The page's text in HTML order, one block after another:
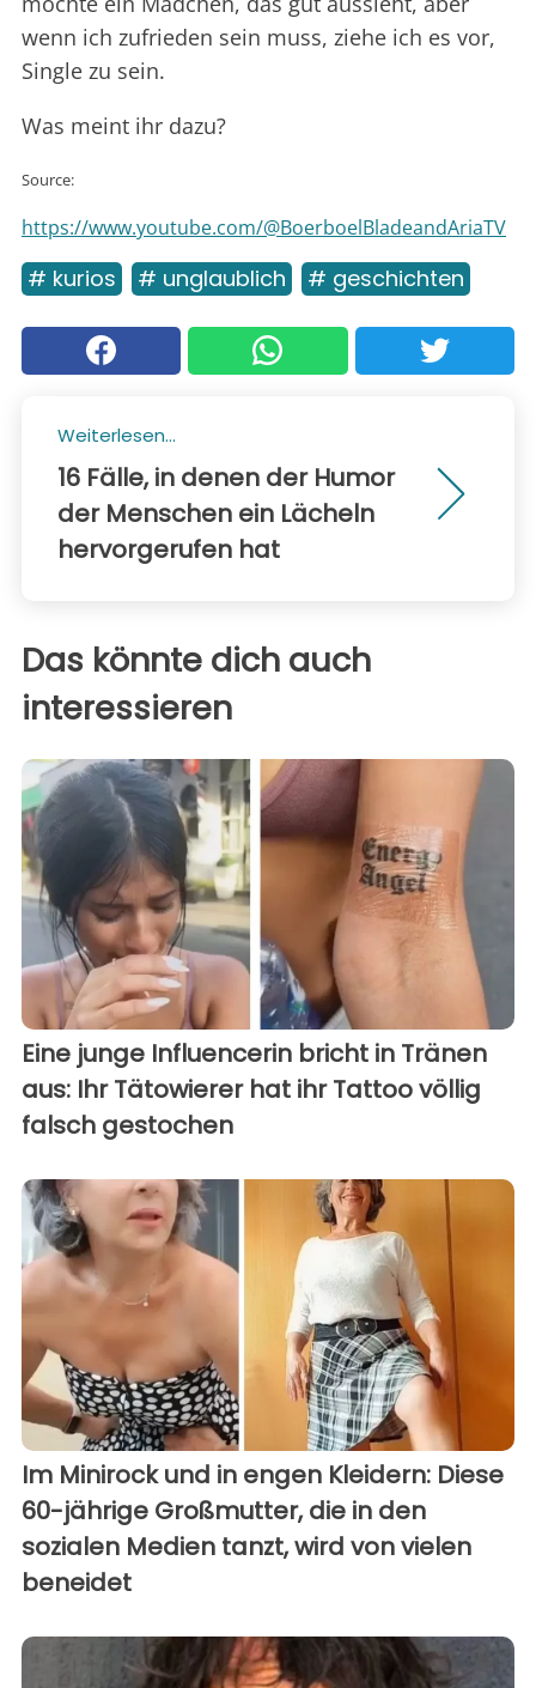
wenn ich zufrieden sein muss, ziehe ich es vor,
Single zu sein.
Was meint ihr dazu?
Source:
https://www.youtube.com/@BoerboelBladeandAriaTV
# kurios # unglaublich # geschichten
Weiterlesen...
16 Fälle, in denen der Humor
der Menschen ein Lächeln
hervorgerufen hat
Das könnte dich auch
interessieren
Eine junge Influencerin bricht in Tränen
aus: Ihr Tätowierer hat ihr Tattoo völlig
falsch gestochen
Im Minirock und in engen Kleidern: Diese
60-jährige Großmutter, die in den
sozialen Medien tanzt, wird von vielen
beneidet